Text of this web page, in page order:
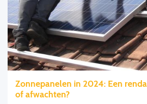
Zonnepanelen in 2024: Een
of afwachten?